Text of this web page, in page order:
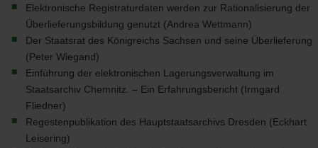
Elektronische Registraturdaten werden zur Rationalisierung der
Überlieferungsbildung genutzt (Andrea Wettmann)
Der Staatsrat des Königreichs Sachsen und seine Überlieferung
(Peter Wiegand)
Einführung der elektronischen Lagerungsverwaltung im
Staatsarchiv Chemnitz. – Ein Erfahrungsbericht (Irmgard
Fliedner)
Regestenpublikation des Hauptstaatsarchivs Dresden (Eckhart
Leisering)